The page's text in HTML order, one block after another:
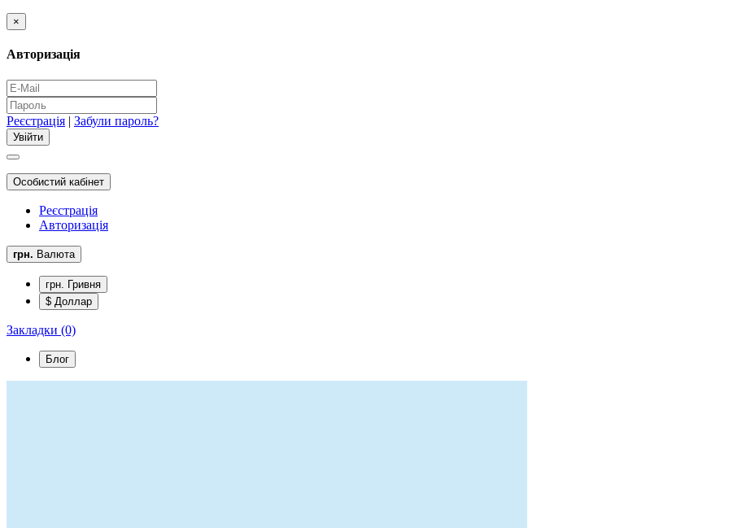
×
Авторизація
Реєстрація | Забули пароль?
Особистий кабінет
Реєстрація
Авторизація
грн. Валюта
грн. Гривня
$ Доллар
Закладки (0)
Блог